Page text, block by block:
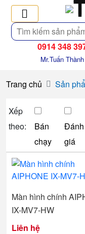
Tìm
kiếm
0914 348
Mr.Tuấn Thành
Trang chủ Sản
Xếp
theo:
Bán
chạy
Đánh
giá
Màn hình chính
IX-MV7-HW
Liên hệ